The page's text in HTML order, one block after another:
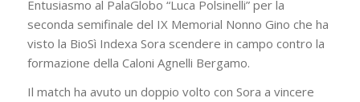
Entusiasmo al PalaGlobo “Luca Polsinelli” per la
seconda semifinale del IX Memorial Nonno Gino che ha
visto la BioSì Indexa Sora scendere in campo contro la
formazione della Caloni Agnelli Bergamo.
Il match ha avuto un doppio volto con Sora a vincere